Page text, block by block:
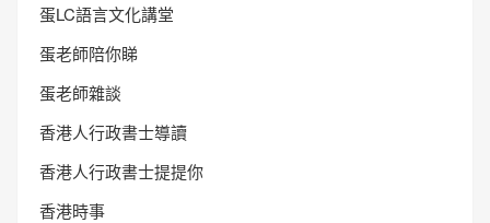
蛋LC語言文化講堂
蛋老師陪你睇
蛋老師雜談
香港人行政書士導讀
香港人行政書士提提你
香港時事